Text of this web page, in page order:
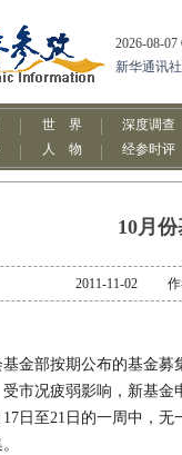
10月
2011-11-02 作
部按期公布的基金募
市况疲弱影响，新基金
日至21日的一周中，